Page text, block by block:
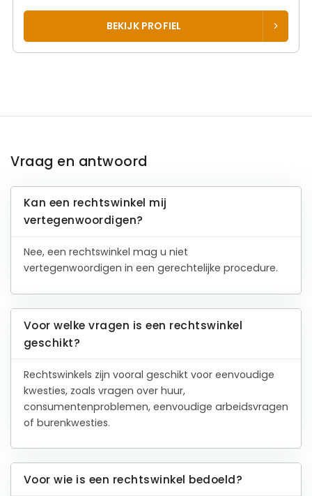
BEKIJK PROFIEL
Rechtsgebieden
Ontslagrecht
Arbeidsrecht
Toon alle
Vogelwaarde
19reviews
Gratis gesprek
Binnen 24 uur
Geheel vrijblijvend
Pro deo mogelijk